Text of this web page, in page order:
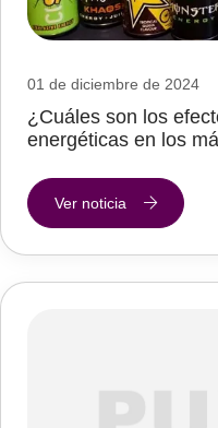
01 de diciembre de 2024
¿Cuáles son los
energéticas en los
Ver noticia